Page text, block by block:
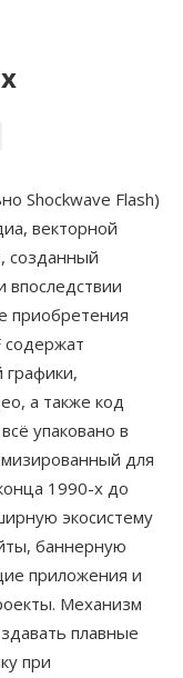
Shockwave Flash)
векторной
созданный
впоследствии
приобретения
содержат
а также код
упаковано в
для
1990-х до
экосистему
баннерную
приложения и
Механизм
плавные
при